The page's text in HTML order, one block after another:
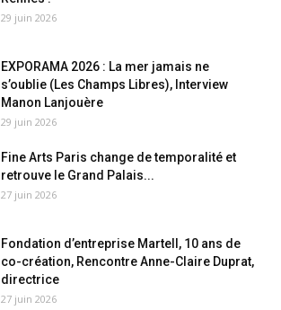
29 juin 2026
EXPORAMA 2026 : La mer jamais ne
s’oublie (Les Champs Libres), Interview
Manon Lanjouère
29 juin 2026
Fine Arts Paris change de temporalité et
retrouve le Grand Palais...
27 juin 2026
Fondation d’entreprise Martell, 10 ans de
co-création, Rencontre Anne-Claire Duprat,
directrice
27 juin 2026